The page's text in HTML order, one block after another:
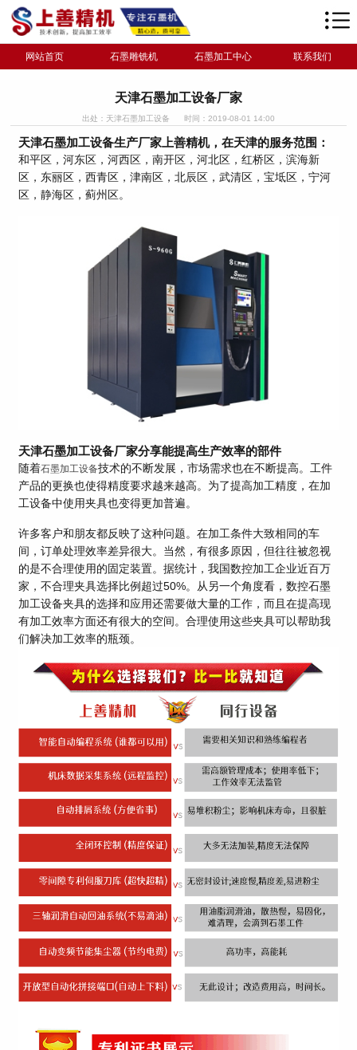
网站首页 石墨雕铣机 石墨加工中心 联系我们
天津石墨加工设备厂家
出处：天津石墨加工设备 时间：2019-08-01 14:00
天津石墨加工设备生产厂家上善精机，在天津的服务范围：
和平区，河东区，河西区，南开区，河北区，红桥区，滨海新
区，东丽区，西青区，津南区，北辰区，武清区，宝坻区，宁河
区，静海区，蓟州区。
天津石墨加工设备厂家分享能提高生产效率的部件
随着石墨加工设备技术的不断发展，市场需求也在不断提高。工件
产品的更换也使得精度要求越来越高。为了提高加工精度，在加
工设备中使用夹具也变得更加普遍。
许多客户和朋友都反映了这种问题。在加工条件大致相同的车
间，订单处理效率差异很大。当然，有很多原因，但往往被忽视
的是不合理使用的固定装置。据统计，我国数控加工企业近百万
家，不合理夹具选择比例超过50%。从另一个角度看，数控石墨
加工设备夹具的选择和应用还需要做大量的工作，而且在提高现
有加工效率方面还有很大的空间。合理使用这些夹具可以帮助我
们解决加工效率的瓶颈。